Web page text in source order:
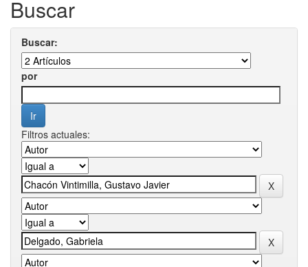
Buscar
Buscar:
por
Filtros actuales: